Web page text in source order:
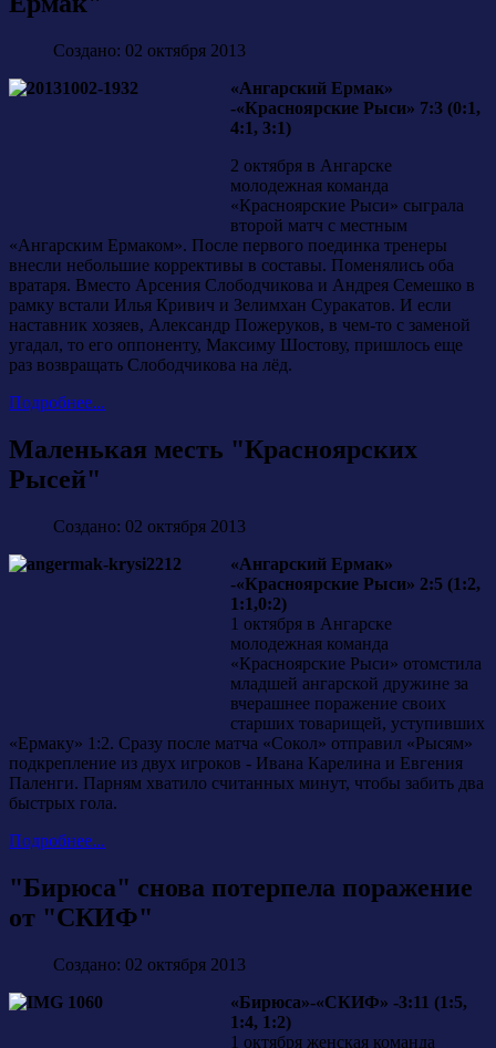
Создано: 02 октября 2013
«Ангарский Ермак»
-«Красноярские Рыси» 7:3 (0:1,
4:1, 3:1)
2 октября в Ангарске
молодежная команда
«Красноярские Рыси» сыграла
второй матч с местным
«Ангарским Ермаком». После первого поединка тренеры
внесли небольшие коррективы в составы. Поменялись оба
вратаря. Вместо Арсения Слободчикова и Андрея Семешко в
рамку встали Илья Кривич и Зелимхан Суракатов. И если
наставник хозяев, Александр Пожеруков, в чем-то с заменой
угадал, то его оппоненту, Максиму Шостову, пришлось еще
раз возвращать Слободчикова на лёд.
Подробнее...
Маленькая месть "Красноярских
Рысей"
Создано: 02 октября 2013
«Ангарский Ермак»
-«Красноярские Рыси» 2:5 (1:2,
1:1,0:2)
1 октября в Ангарске
молодежная команда
«Красноярские Рыси» отомстила
младшей ангарской дружине за
вчерашнее поражение своих
старших товарищей, уступивших
«Ермаку» 1:2. Сразу после матча «Сокол» отправил «Рысям»
подкрепление из двух игроков - Ивана Карелина и Евгения
Паленги. Парням хватило считанных минут, чтобы забить два
быстрых гола.
Подробнее...
"Бирюса" снова потерпела поражение
от "СКИФ"
Создано: 02 октября 2013
«Бирюса»-«СКИФ» -3:11 (1:5,
1:4, 1:2)
1 октября женская команда